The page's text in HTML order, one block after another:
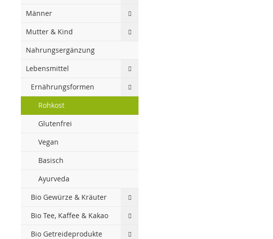
Männer
Mutter & Kind
Nahrungsergänzung
Lebensmittel
Ernährungsformen
Rohkost
Glutenfrei
Vegan
Basisch
Ayurveda
Bio Gewürze & Kräuter
Bio Tee, Kaffee & Kakao
Bio Getreideprodukte